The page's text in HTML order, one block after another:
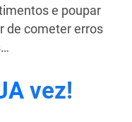
e poupar
de cometer erros
vez!